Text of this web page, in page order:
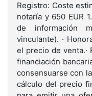
Registro: Coste
notaría y 650 EUR
de información
vinculante). ·
el precio de venta.·
financiación
consensuarse con
cálculo del precio